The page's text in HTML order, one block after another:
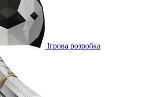
Ігрова розробка